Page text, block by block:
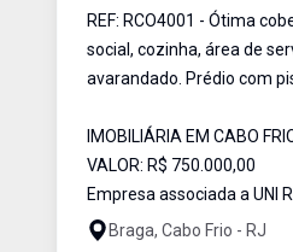
REF: RCO4001 - Ótima
social, cozinha, área de
avarandado. Prédio com
IMOBILIÁRIA EM CABO
VALOR: R$ 750.000,00
Empresa associada a UNI
Braga, Cabo Frio - RJ